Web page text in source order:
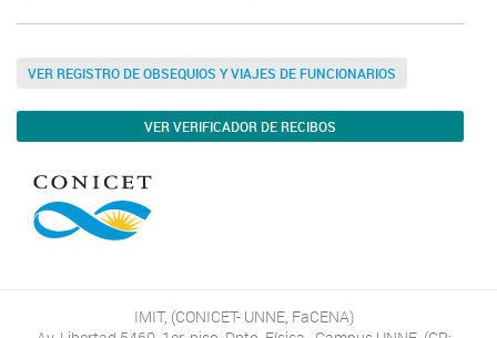
VER REGISTRO DE OBSEQUIOS Y VIAJES DE FUNCIONARIOS
VER VERIFICADOR DE RECIBOS
IMIT, (CONICET- UNNE, FaCENA)